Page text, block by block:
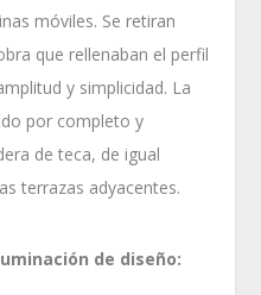
móviles. Se retiran
que rellenaban el perfil
y simplicidad. La
por completo y
de teca, de igual
terrazas adyacentes.
de diseño: